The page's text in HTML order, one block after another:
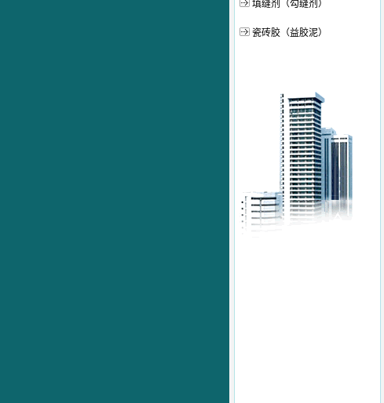
填缝剂（勾缝剂）
瓷砖胶（益胶泥）